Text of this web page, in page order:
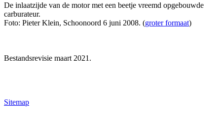
De inlaatzijde van de motor met een beetje vreemd opgebouwde
carburateur.
Foto: Pieter Klein, Schoonoord 6 juni 2008. (groter formaat)
Bestandsrevisie maart 2021.
Sitemap